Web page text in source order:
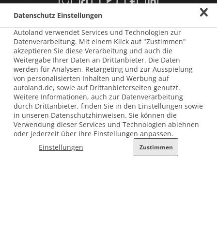
Öffnungszeiten
geöffnet 8 - 20 Uhr
Samstag bis 18 Uhr
Sonn- und Feiertags immer große Autoschau bis 18 Uhr
unverbindliche Preisempfehlung bzw. Preisvorteil ggü. der UVP des Herstellers am
Tag der Erstzulassung. Die angegebenen Werte wurden nach dem vorgeschriebenen
Messverfahren WLTP ermittelt. Die tatsächlichen Werte sind abhängig von Faktoren
wie Beladung, Fahrstil, Strecke, Witterung, Nebenverbrauchern (z. B. Klimatisierung),
Bereifung und Alterungszustand der Batterie.
außerhalb der gesetzlichen Öffnungszeiten keine Beratung, Probefahrten und Verkauf
Impressum
Datenschutz Einstellungen
Autoland verwendet Services und Technologien zur
Datenverarbeitung. Mit einem Klick auf "Zustimmen"
akzeptieren Sie diese Verarbeitung und auch die
Weitergabe Ihrer Daten an Drittanbieter. Die Daten
werden für Analysen, Retargeting und zur Ausspielung
von personalisierten Inhalten und Werbung auf
autoland.de, sowie auf Drittanbieterseiten genutzt.
Weitere Informationen, auch zur Datenverarbeitung
durch Drittanbieter, finden Sie in den Einstellungen sowie
in unseren Datenschutzhinweisen. Sie können die
Verwendung dieser Services und Technologien ablehnen
oder jederzeit über Ihre Einstellungen anpassen.
Einstellungen
Zustimmen